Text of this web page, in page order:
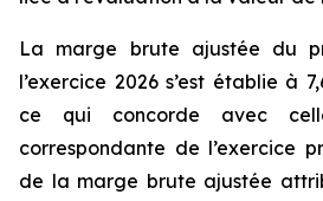
La marge brute ajustée du
l’exercice 2026 s’est établie à
ce qui concorde avec
correspondante de l’exercice
de la marge brute ajustée